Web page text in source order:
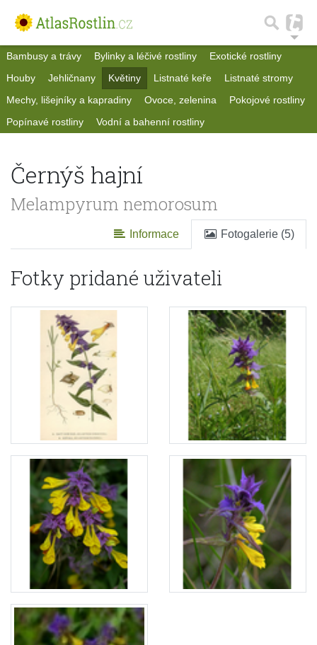
Bambusy a trávy Bylinky a léčivé rostliny
Exotické rostliny
Houby
Jehličnany Květiny Listnaté keře
Listnaté stromy
Mechy, lišejníky a kapradiny
Ovoce, zelenina
Pokojové rostliny
Popínavé rostliny
Vodní a bahenní rostliny
Černýš hajní
Melampyrum nemorosum
Informace Fotogalerie (5)
Fotky pridané uživateli